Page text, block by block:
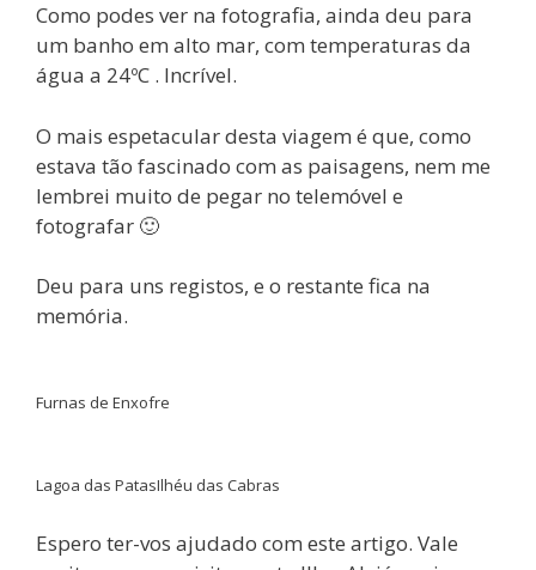
Como podes ver na fotografia, ainda deu para
um banho em alto mar, com temperaturas da
água a 24ºC . Incrível.
O mais espetacular desta viagem é que, como
estava tão fascinado com as paisagens, nem me
lembrei muito de pegar no telemóvel e
fotografar 🙂
Deu para uns registos, e o restante fica na
memória.
Furnas de Enxofre
Lagoa das PatasIlhéu das Cabras
Espero ter-vos ajudado com este artigo. Vale